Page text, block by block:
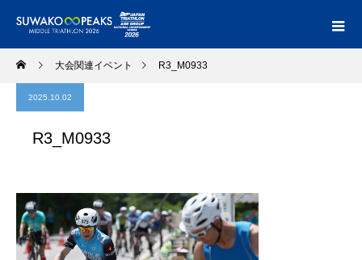
大会関連イベント R3_M0933
2025.10.02
R3_M0933